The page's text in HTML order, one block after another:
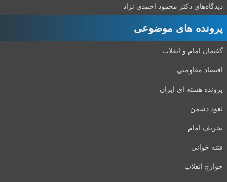
دیدگاه‌های دکتر محمود احمدی نژاد
پرونده های موضوعی
گفتمان امام و انقلاب
اقتصاد مقاومتی
پرونده هسته ای ایران
نفوذ دشمن
تحریف امام
فتنه خوانی
خوارج انقلاب